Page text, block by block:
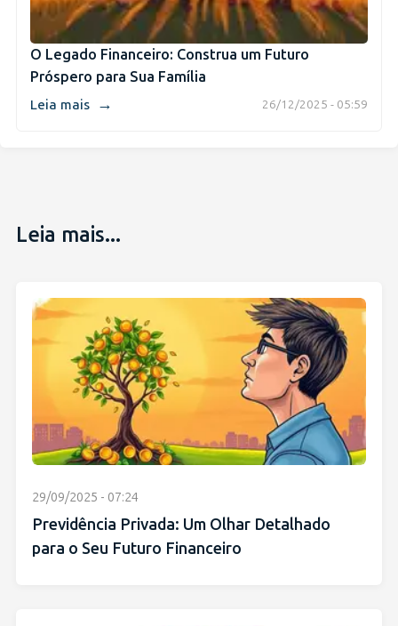
O Legado Financeiro: Construa um Futuro
Próspero para Sua Família
26/12/2025 - 05:59
Leia mais →
Leia mais...
29/09/2025 - 07:24
Previdência Privada: Um Olhar Detalhado
para o Seu Futuro Financeiro